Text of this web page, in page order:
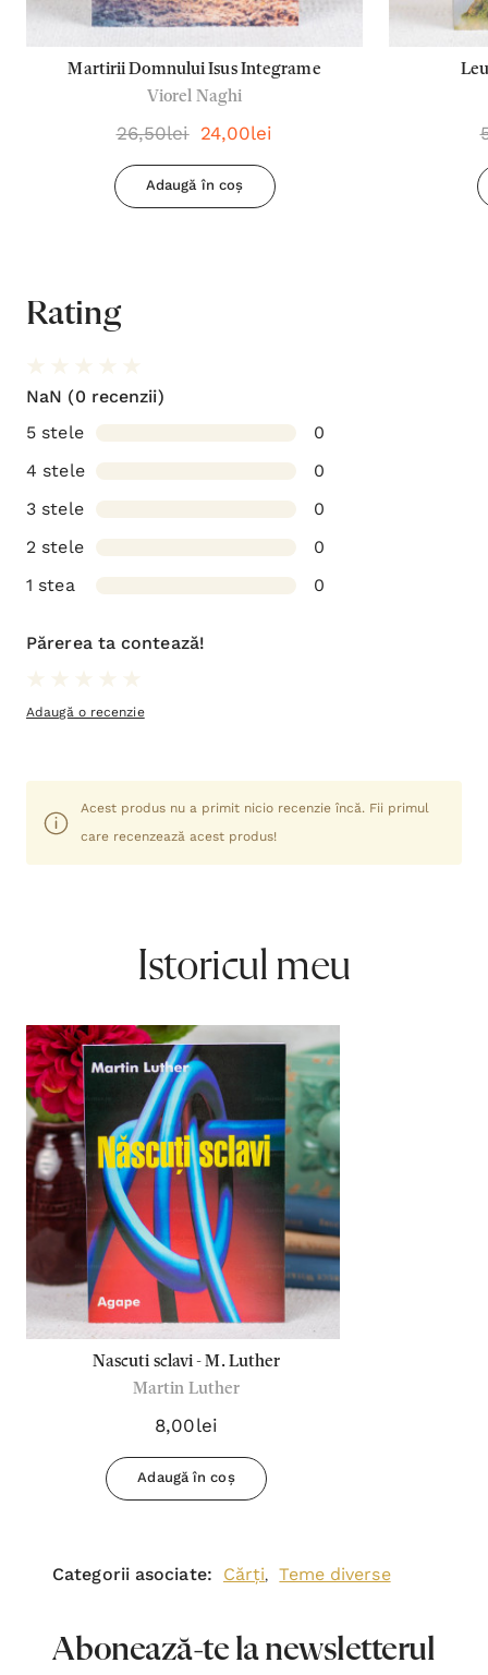
Martirii Domnului Isus Integrame
Viorel Naghi
26,50lei 24,00lei
Adaugă în coș
Rating
NaN (0 recenzii)
5 stele
0
4 stele
0
3 stele
0
2 stele
0
1 stea
0
Părerea ta contează!
Adaugă o recenzie
Acest produs nu a primit nicio recenzie încă. Fii primul
care recenzează acest produs!
Istoricul meu
Nascuti sclavi - M. Luther
Martin Luther
8,00lei
Adaugă în coș
Categorii asociate: Cărți, Teme diverse
Abonează-te la newsletterul